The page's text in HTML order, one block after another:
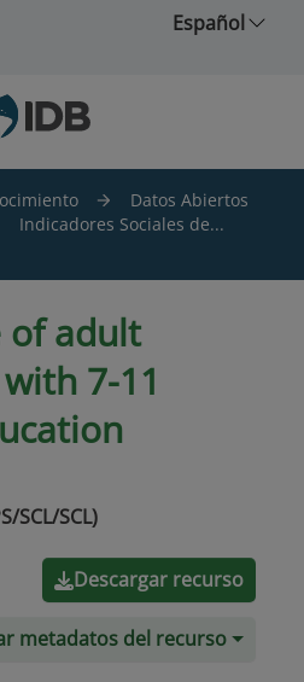
Español
Datos Abiertos
Indicadores Sociales de...
of adult
7-11
SCL/SCL)
Descargar recurso
metadatos del recurso